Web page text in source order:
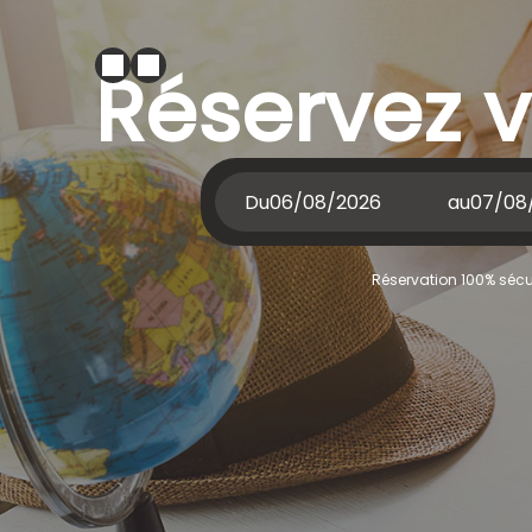
Réservez
Du au
Réservation 100%